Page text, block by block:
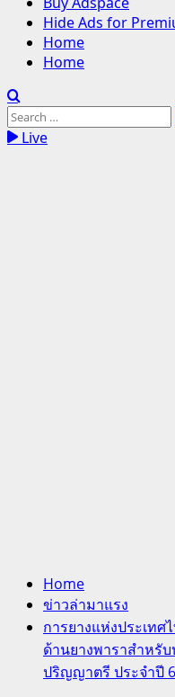
Hide Ads for
Home
Home
Search
for:Live
Home
ข่าวล่ามาแรง
การยางแห่งประเทศ
ด้านยางพาราสําหรั
ปริญญาตรี ประจําปี